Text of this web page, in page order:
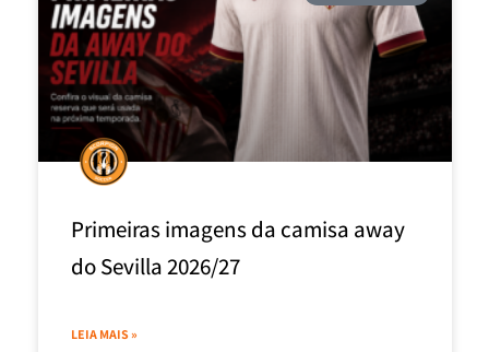
Primeiras imagens da camisa away
do Sevilla 2026/27
LEIA MAIS »